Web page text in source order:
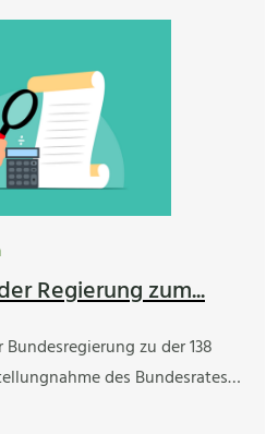
Regierung zum...
zu der 138
des Bundesrates…